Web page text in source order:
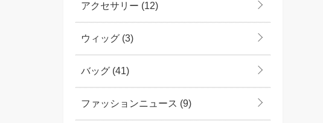
アクセサリー (12)
ウィッグ (3)
バッグ (41)
ファッションニュース (9)